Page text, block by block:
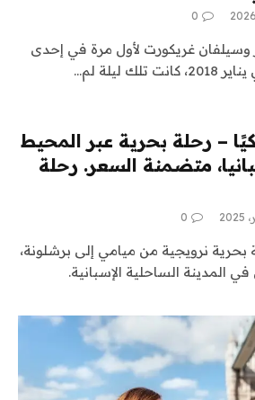
0
وسيلفان غريكورت لأول مرة في إحدى
ليلة لم…
أمريكيًا – رحلة بحرية عبر المحيط
متضمنة السعر. رحلة
0
نرويجية من ميامي إلى برشلونة،
في المدينة الساحلية الإسبانية.